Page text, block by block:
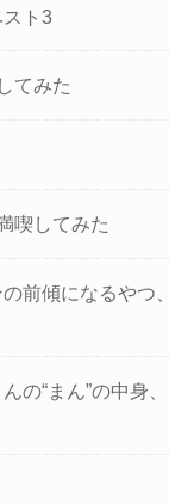
ト3
てみた
喫してみた
前傾になるやつ
の“まん”の中身